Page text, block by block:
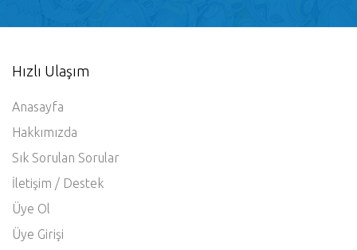
Hızlı Ulaşım
Anasayfa
Hakkımızda
Sık Sorulan Sorular
İletişim / Destek
Üye Ol
Üye Girişi